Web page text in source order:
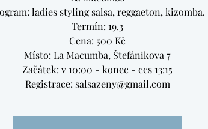
ladies styling salsa, reggaeton, kizomba.
Termín: 19.3
Cena: 500 Kč
Místo: La Macumba, Štefánikova 7
Začátek: v 10:00 - konec - ccs 13:15
Registrace: salsazeny@gmail.com